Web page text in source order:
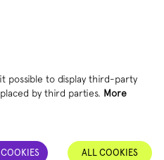
This site is protected by
possible to display third-party
by third parties. More
ALL COOKIES